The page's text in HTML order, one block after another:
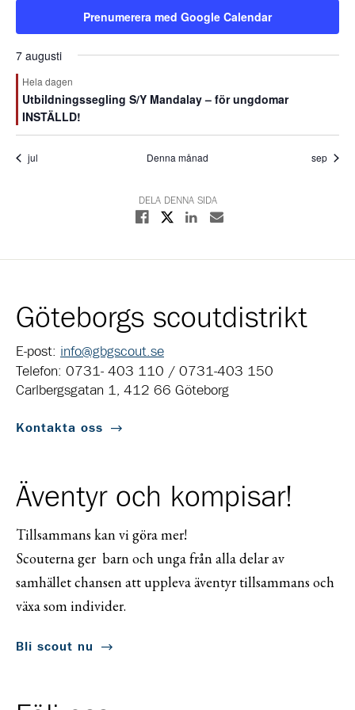
Prenumerera med Google Calendar
7 augusti
Hela dagen
Utbildningssegling S/Y Mandalay – för ungdomar
INSTÄLLD!
jul Denna månad sep
DELA DENNA SIDA
Dela på Facebook
Dela på XDela på Linkedin
Dela med E-post
Göteborgs scoutdistrikt
E-post: info@gbgscout.se
Telefon: 0731- 403 110 / 0731-403 150
Carlbergsgatan 1, 412 66 Göteborg
Kontakta oss
Äventyr och kompisar!
Tillsammans kan vi göra mer!
Scouterna ger barn och unga från alla delar av
samhället chansen att uppleva äventyr tillsammans och
växa som individer.
Bli scout nu